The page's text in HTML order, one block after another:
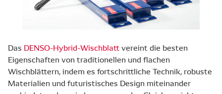
Das DENSO-Hybrid-Wischblattvereint die besten
Eigenschaften von traditionellen und flachen
Wischblättern, indem es fortschrittliche Technik, robuste
Materialien und futuristisches Design miteinander